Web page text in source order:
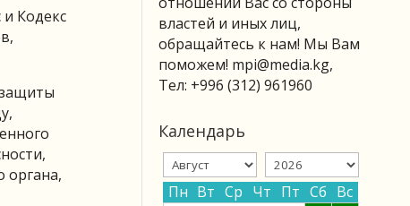
Кодекс
органа,
властей и иных лиц,
обращайтесь к нам! Мы Вам
поможем! mpi@media.kg,
Тел: +996 (312) 961960
Календарь
Пн Вт Ср Чт Пт Сб Вс